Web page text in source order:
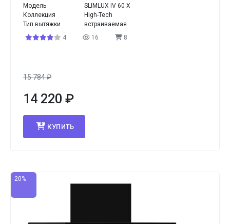
Модель
SLIMLUX IV 60 X
Коллекция
High-Tech
Тип вытяжки
встраиваемая
4
16 8
15 784₽
14 220 ₽
КУПИТЬ
-20%